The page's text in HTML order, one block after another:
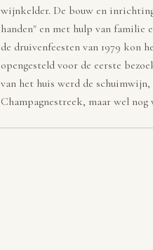
wijnkelder. De bouw en
handen" en met hulp van familie
de druivenfeesten van 1979 kon
opengesteld voor de eerste
van het huis werd de
Champagnestreek, maar wel